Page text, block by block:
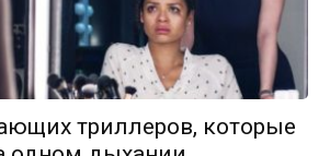
триллеров, которые